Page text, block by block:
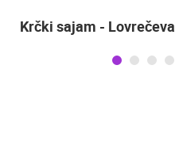
Krčki sajam - Lovrečeva